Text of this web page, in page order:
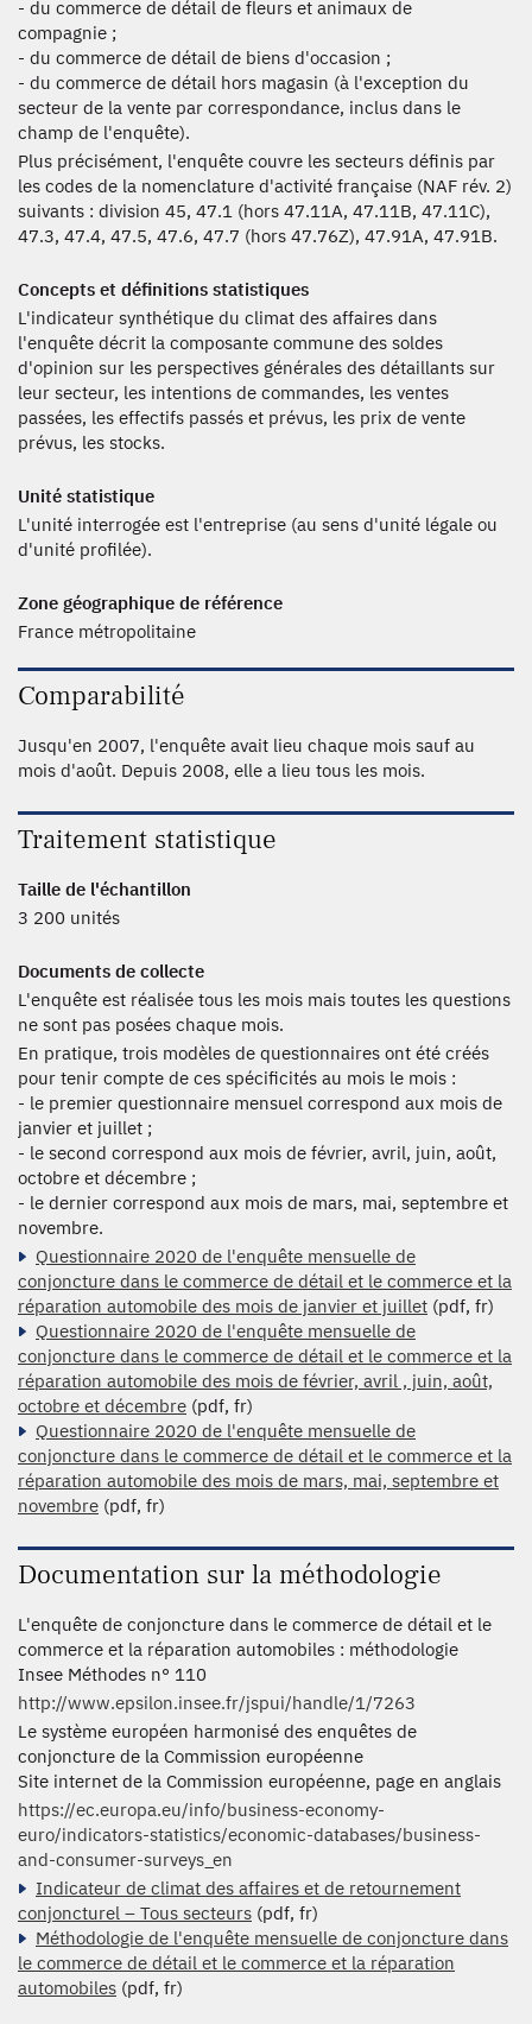
- du commerce de détail de fleurs et animaux de
compagnie ;
- du commerce de détail de biens d'occasion ;
- du commerce de détail hors magasin (à l'exception du
secteur de la vente par correspondance, inclus dans le
champ de l'enquête).
Plus précisément, l'enquête couvre les secteurs définis par
les codes de la nomenclature d'activité française (NAF rév. 2)
suivants : division 45, 47.1 (hors 47.11A, 47.11B, 47.11C),
47.3, 47.4, 47.5, 47.6, 47.7 (hors 47.76Z), 47.91A, 47.91B.
Concepts et définitions statistiques
L'indicateur synthétique du climat des affaires dans
l'enquête décrit la composante commune des soldes
d'opinion sur les perspectives générales des détaillants sur
leur secteur, les intentions de commandes, les ventes
passées, les effectifs passés et prévus, les prix de vente
prévus, les stocks.
Unité statistique
L'unité interrogée est l'entreprise (au sens d'unité légale ou
d'unité profilée).
Zone géographique de référence
France métropolitaine
Comparabilité
Jusqu'en 2007, l'enquête avait lieu chaque mois sauf au
mois d'août. Depuis 2008, elle a lieu tous les mois.
Traitement statistique
Taille de l'échantillon
3 200 unités
Documents de collecte
L'enquête est réalisée tous les mois mais toutes les questions
ne sont pas posées chaque mois.
En pratique, trois modèles de questionnaires ont été créés
pour tenir compte de ces spécificités au mois le mois :
- le premier questionnaire mensuel correspond aux mois de
janvier et juillet ;
- le second correspond aux mois de février, avril, juin, août,
octobre et décembre ;
- le dernier correspond aux mois de mars, mai, septembre et
novembre.
Questionnaire 2020 de l'enquête mensuelle de
conjoncture dans le commerce de détail et le commerce et la
réparation automobile des mois de janvier et juillet (pdf, fr)
Questionnaire 2020 de l'enquête mensuelle de
conjoncture dans le commerce de détail et le commerce et la
réparation automobile des mois de février, avril , juin, août,
octobre et décembre (pdf, fr)
Questionnaire 2020 de l'enquête mensuelle de
conjoncture dans le commerce de détail et le commerce et la
réparation automobile des mois de mars, mai, septembre et
novembre (pdf, fr)
Documentation sur la méthodologie
L'enquête de conjoncture dans le commerce de détail et le
commerce et la réparation automobiles : méthodologie
Insee Méthodes n° 110
http://www.epsilon.insee.fr/jspui/handle/1/7263
Le système européen harmonisé des enquêtes de
conjoncture de la Commission européenne
Site internet de la Commission européenne, page en anglais
https://ec.europa.eu/info/business-economy-
euro/indicators-statistics/economic-databases/business-
and-consumer-surveys_en
Indicateur de climat des affaires et de retournement
conjoncturel – Tous secteurs (pdf, fr)
Méthodologie de l'enquête mensuelle de conjoncture dans
le commerce de détail et le commerce et la réparation
automobiles (pdf, fr)